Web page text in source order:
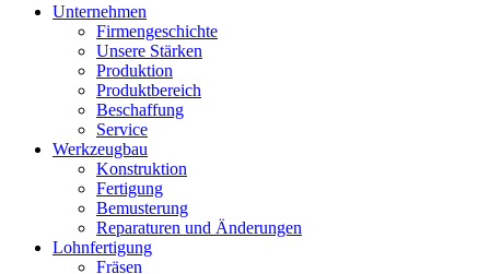
Unternehmen
Firmengeschichte
Unsere Stärken
Produktion
Produktbereich
Beschaffung
Service
Werkzeugbau
Konstruktion
Fertigung
Bemusterung
Reparaturen und Änderungen
Lohnfertigung
Fräsen